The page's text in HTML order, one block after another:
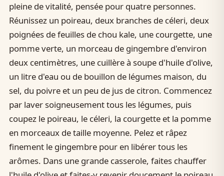
pleine de vitalité, pensée pour quatre personnes.
Réunissez un poireau, deux branches de céleri, deux
poignées de feuilles de chou kale, une courgette, une
pomme verte, un morceau de gingembre d'environ
deux centimètres, une cuillère à soupe d'huile d'olive,
un litre d'eau ou de bouillon de légumes maison, du
sel, du poivre et un peu de jus de citron. Commencez
par laver soigneusement tous les légumes, puis
coupez le poireau, le céleri, la courgette et la pomme
en morceaux de taille moyenne. Pelez et râpez
finement le gingembre pour en libérer tous les
arômes. Dans une grande casserole, faites chauffer